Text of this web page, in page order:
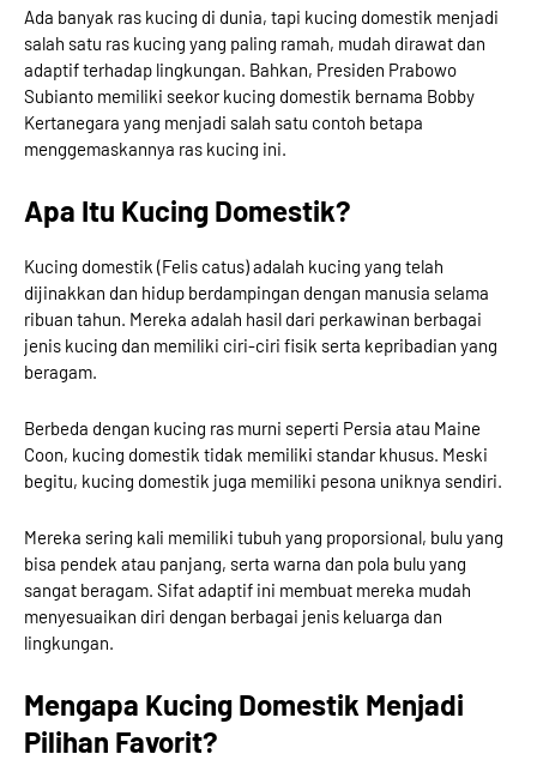
Ada banyak ras kucing di dunia, tapi kucing domestik menjadi
salah satu ras kucing yang paling ramah, mudah dirawat dan
adaptif terhadap lingkungan. Bahkan, Presiden Prabowo
Subianto memiliki seekor kucing domestik bernama Bobby
Kertanegara yang menjadi salah satu contoh betapa
menggemaskannya ras kucing ini.
Apa Itu Kucing Domestik?
Kucing domestik (Felis catus) adalah kucing yang telah
dijinakkan dan hidup berdampingan dengan manusia selama
ribuan tahun. Mereka adalah hasil dari perkawinan berbagai
jenis kucing dan memiliki ciri-ciri fisik serta kepribadian yang
beragam.
Berbeda dengan kucing ras murni seperti Persia atau Maine
Coon, kucing domestik tidak memiliki standar khusus. Meski
begitu, kucing domestik juga memiliki pesona uniknya sendiri.
Mereka sering kali memiliki tubuh yang proporsional, bulu yang
bisa pendek atau panjang, serta warna dan pola bulu yang
sangat beragam. Sifat adaptif ini membuat mereka mudah
menyesuaikan diri dengan berbagai jenis keluarga dan
lingkungan.
Mengapa Kucing Domestik Menjadi
Pilihan Favorit?